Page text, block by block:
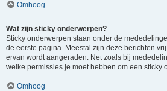
Omhoog
Wat zijn sticky onderwerpen?
Sticky onderwerpen staan onder de
de eerste pagina. Meestal zijn deze berichten
ervan wordt aangeraden. Net zoals bij
welke permissies je moet hebben om een sticky
Omhoog